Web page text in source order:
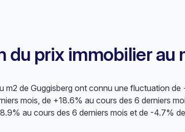
du prix immobilier au
m2 de Guggisberg ont connu une fluctuation
mois, de +18.6% au cours des 6 derniers
au cours des 6 derniers mois et de -4.7%